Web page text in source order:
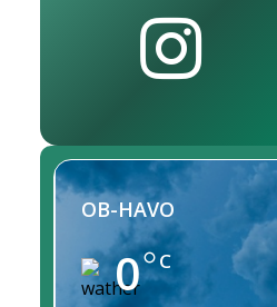
OB-HAVO
0 C